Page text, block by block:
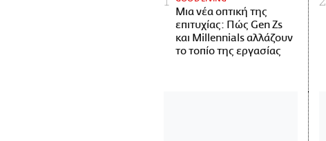
Μια νέα οπτική της
επιτυχίας: Πώς Gen Zs
και Millennials αλλάζουν
το τοπίο της εργασίας